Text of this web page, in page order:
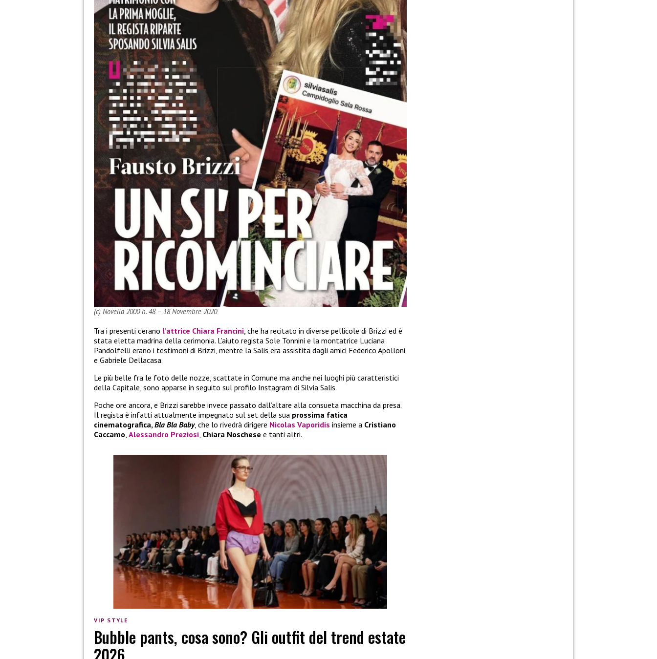
(c) Novella 2000 n. 48 – 18 Novembre 2020
Tra i presenti c’erano l’attrice Chiara Francini , che ha recitato in diverse pellicole di Brizzi ed è
stata eletta madrina della cerimonia. L’aiuto regista Sole Tonnini e la montatrice Luciana
Pandolfelli erano i testimoni di Brizzi, mentre la Salis era assistita dagli amici Federico Apolloni
e Gabriele Dellacasa.
Le più belle fra le foto delle nozze, scattate in Comune ma anche nei luoghi più caratteristici
della Capitale, sono apparse in seguito sul profilo Instagram di Silvia Salis.
Poche ore ancora, e Brizzi sarebbe invece passato dall’altare alla consueta macchina da presa.
Il regista è infatti attualmente impegnato sul set della sua prossima fatica
cinematografica, Bla Bla Baby, che lo rivedrà dirigere Nicolas Vaporidis insieme a Cristiano
Caccamo Alessandro Preziosi Chiara Noschese e tanti altri.
VIP STYLE
Bubble pants, cosa sono? Gli outfit del trend estate